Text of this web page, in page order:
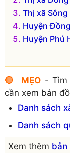
Thị xã Sông
Huyện
Huyện Phú
🔴 MẸO- Tìm
cần xem bản
Danh sách
Danh sách
Xem thêm bản